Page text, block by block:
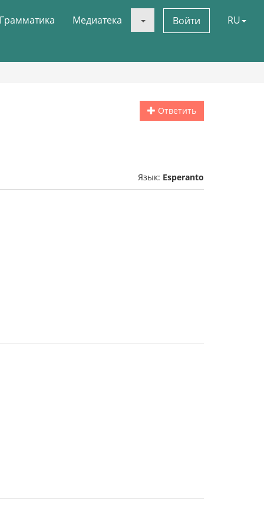
Грамматика Медиатека Войти RU
Ответить
Язык: Esperanto